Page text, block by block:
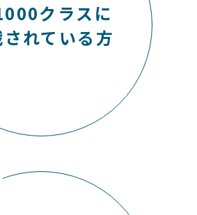
クラスに
れている方